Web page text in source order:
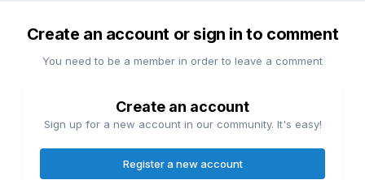
Create an account or sign in to comment
You need to be a member in order to leave a comment
Create an account
Sign up for a new account in our community. It's easy!
Register a new account